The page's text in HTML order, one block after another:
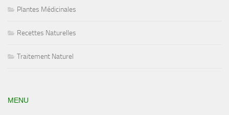
Plantes Médicinales
Recettes Naturelles
Traitement Naturel
MENU